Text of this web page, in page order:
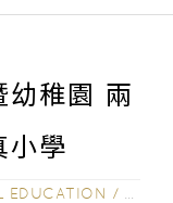
幼稚園 兩
小學
EDUCATION /